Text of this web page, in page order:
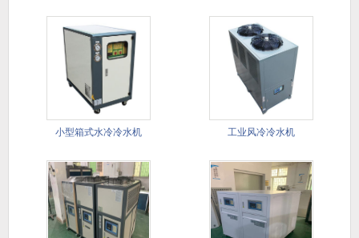
小型箱式水冷冷水机 工业风冷冷水机